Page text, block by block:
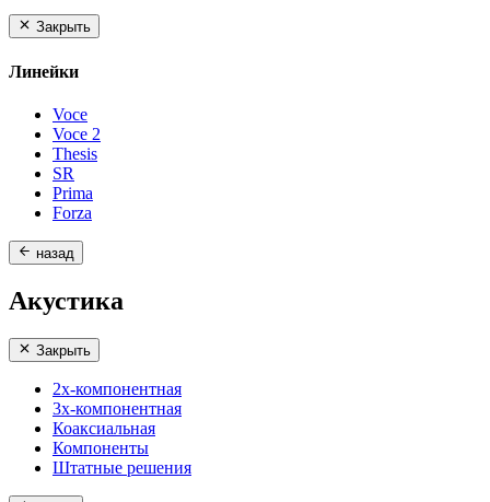
Закрыть
Линейки
Voce
Voce 2
Thesis
SR
Prima
Forza
назад
Акустика
Закрыть
2х-компонентная
3х-компонентная
Коаксиальная
Компоненты
Штатные решения